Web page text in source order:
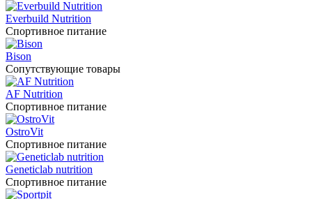
Everbuild Nutrition
Спортивное питание
Bison
Сопутствующие товары
AF Nutrition
Спортивное питание
OstroVit
Спортивное питание
Geneticlab nutrition
Спортивное питание